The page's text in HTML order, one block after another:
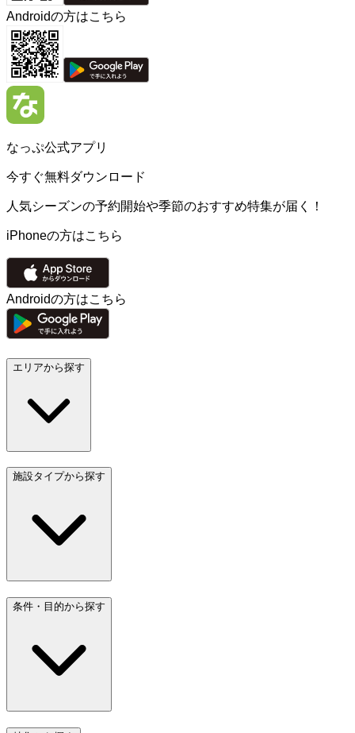
Androidの方はこちら
なっぷ公式アプリ
今すぐ無料ダウンロード
人気シーズンの予約開始や季節のおすすめ特集が届く！
iPhoneの方はこちら
Androidの方はこちら
エリアから探す
施設タイプから探す
条件・目的から探す